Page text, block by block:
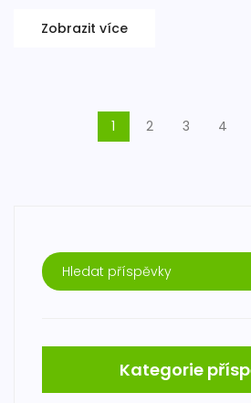
Zobrazit více
1 2 3 4
Kategorie